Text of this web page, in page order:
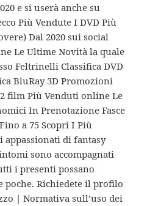
e si userà anche su
Più Vendute I DVD Più
Dal 2020 sui social
Le Ultime Novità la quale
Feltrinelli Classifica DVD
BluRay 3D Promozioni
film Più Venduti online Le
In Prenotazione Fasce
a 75 Scopri I Più
appassionati di fantasy
sono accompagnati
i presenti possano
poche. Richiedete il profilo
| Normativa sull’uso dei